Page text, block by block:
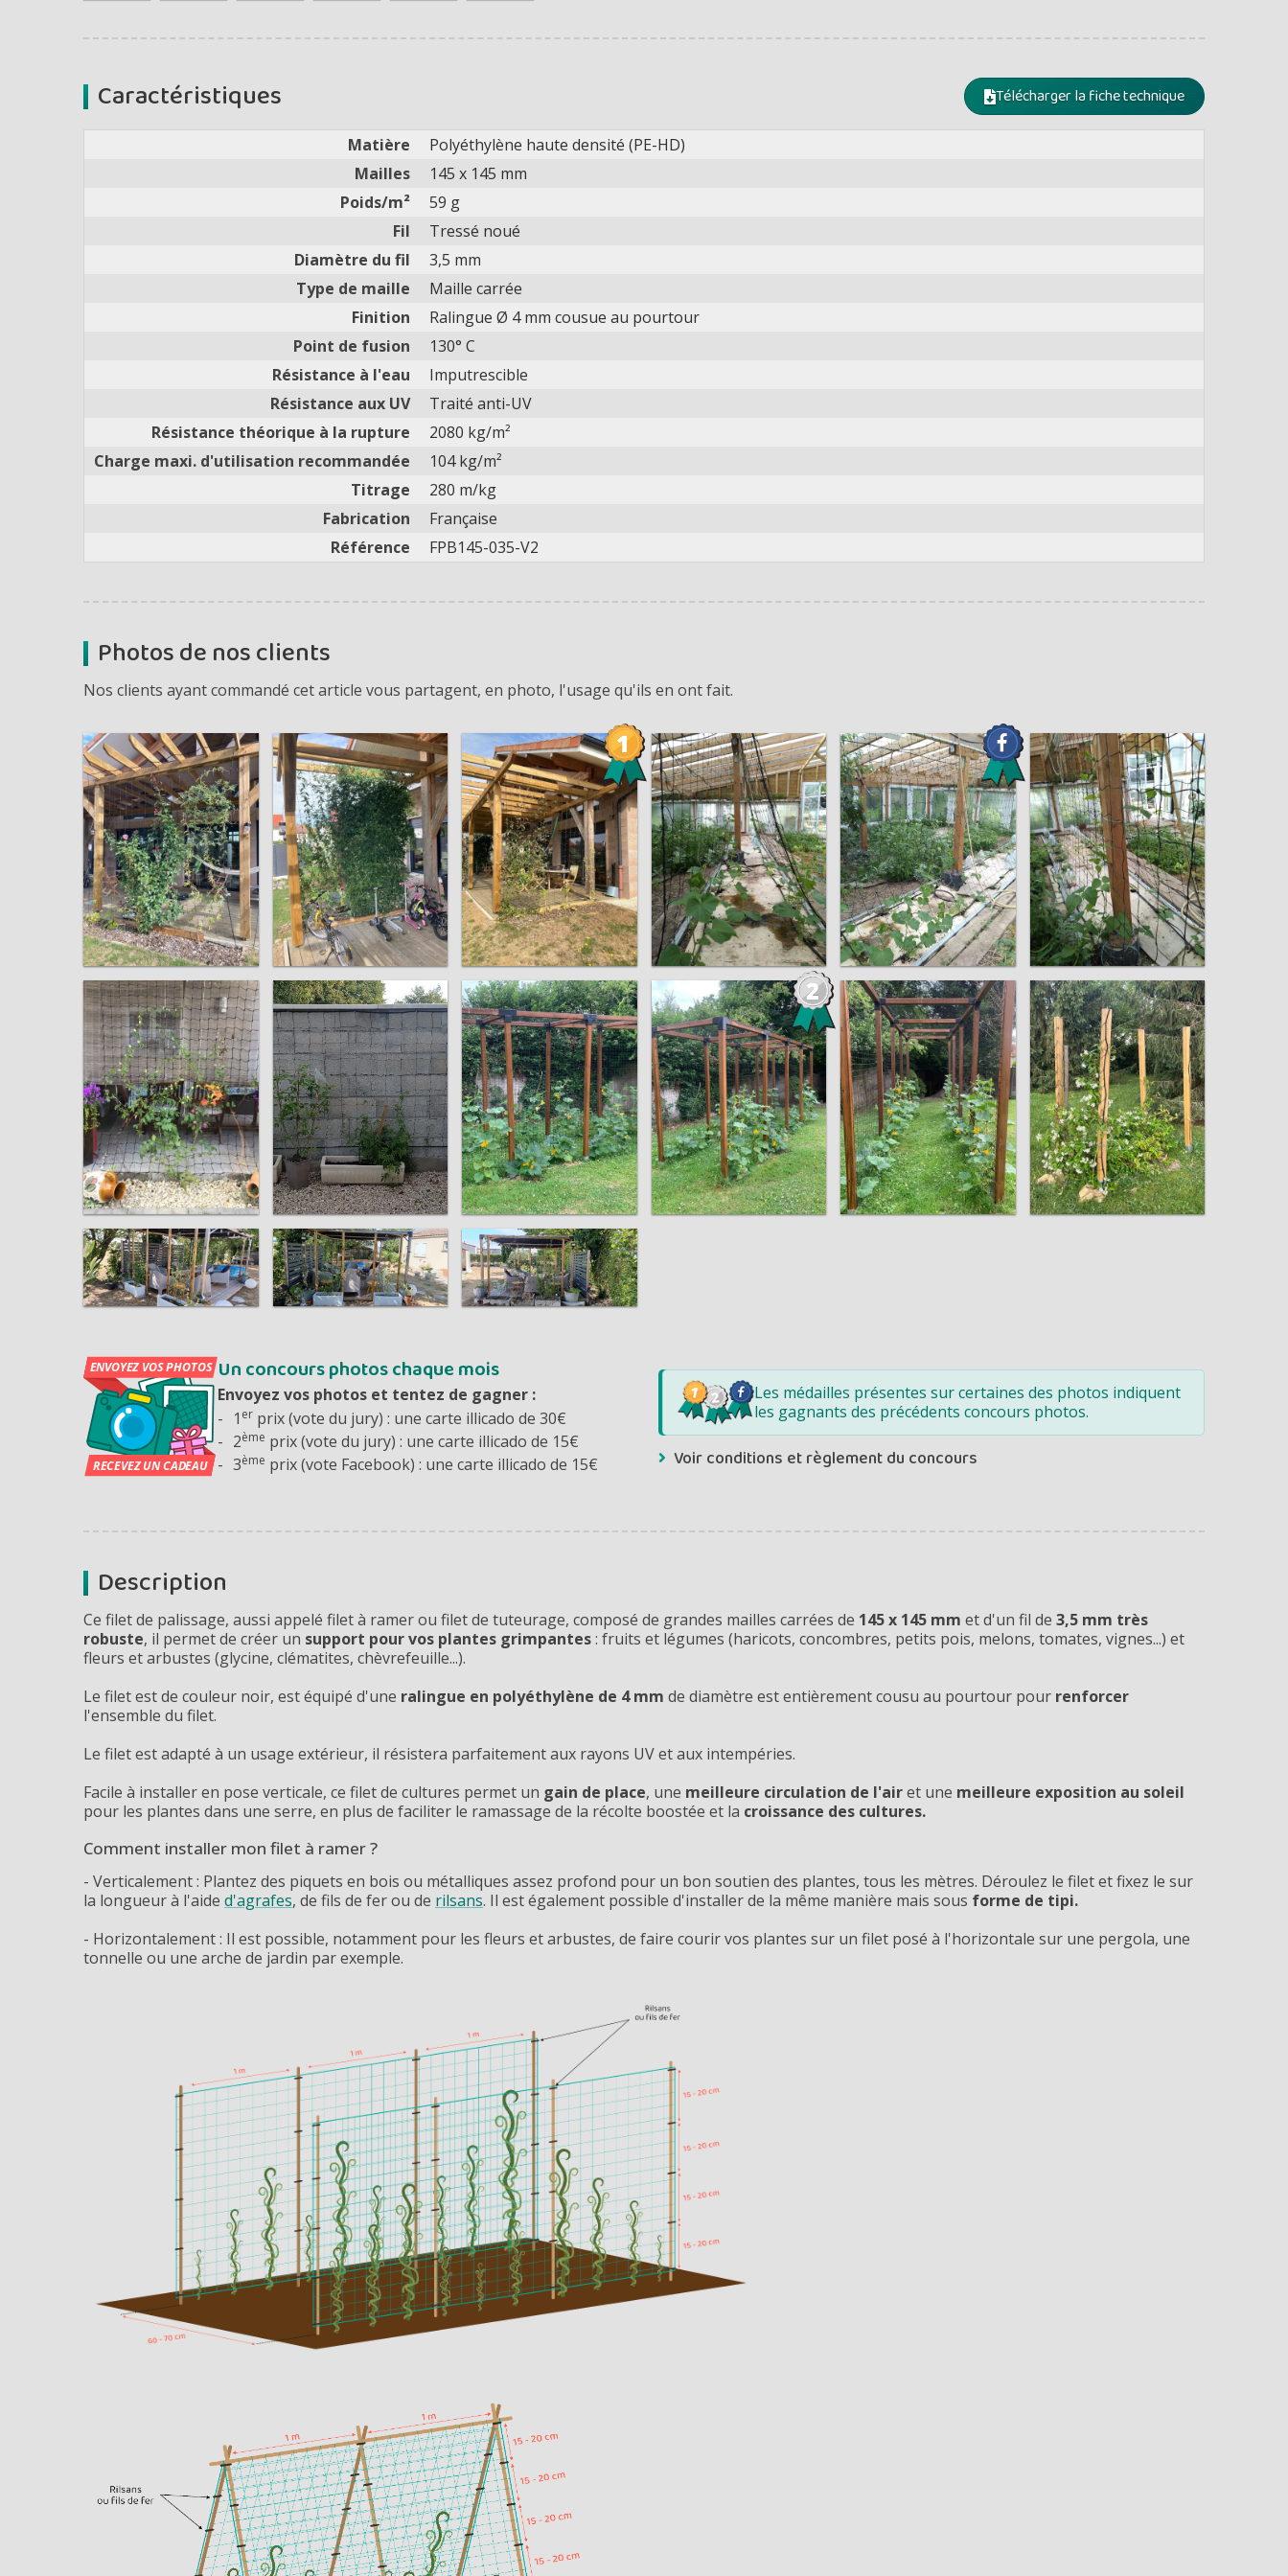
Caractéristiques Télécharger la fiche technique
Matière
Polyéthylène haute densité (PE-HD)
Mailles
145 x 145 mm
Poids/m²
59 g
Fil
Tressé noué
Diamètre du fil
3,5 mm
Type de maille
Maille carrée
Finition
Ralingue Ø 4 mm cousue au pourtour
Point de fusion
130° C
Résistance à l'eau
Imputrescible
Résistance aux UV
Traité anti-UV
Résistance théorique à la rupture
2080 kg/m²
Charge maxi. d'utilisation recommandée
104 kg/m²
Titrage
280 m/kg
Fabrication
Française
Référence
FPB145-035-V2
Photos de nos clients
Nos clients ayant commandé cet article vous partagent, en photo, l'usage qu'ils en ont fait.
Un concours photos chaque mois
Envoyez vos photos et tentez de gagner :
1 er prix (vote du jury) : une carte illicado de 30€
2ème prix (vote du jury) : une carte illicado de 15€
3ème prix (vote Facebook) : une carte illicado de 15€
Les médailles présentes sur certaines des photos indiquent
les gagnants des précédents concours photos.
Voir conditions et règlement du concours
Description
Ce filet de palissage, aussi appelé filet à ramer ou filet de tuteurage, composé de grandes mailles carrées de 145 x 145 mm et d'un fil de 3,5 mm très
robuste, il permet de créer un support pour vos plantes grimpantes: fruits et légumes (haricots, concombres, petits pois, melons, tomates, vignes...) et
fleurs et arbustes (glycine, clématites, chèvrefeuille...).
Le filet est de couleur noir, est équipé d'une ralingue en polyéthylène de 4 mm de diamètre est entièrement cousu au pourtour pour renforcer
l'ensemble du filet.
Le filet est adapté à un usage extérieur, il résistera parfaitement aux rayons UV et aux intempéries.
Facile à installer en pose verticale, ce filet de cultures permet un gain de place, une meilleure circulation de l'airet une meilleure exposition au soleil
pour les plantes dans une serre, en plus de faciliter le ramassage de la récolte boostée et la croissance des cultures.
Comment installer mon filet à ramer ?
- Verticalement : Plantez des piquets en bois ou métalliques assez profond pour un bon soutien des plantes, tous les mètres. Déroulez le filet et fixez le sur
la longueur à l'aide d'agrafes, de fils de fer ou de rilsans. Il est également possible d'installer de la même manière mais sous forme de tipi.
- Horizontalement : Il est possible, notamment pour les fleurs et arbustes, de faire courir vos plantes sur un filet posé à l'horizontale sur une pergola, une
tonnelle ou une arche de jardin par exemple.